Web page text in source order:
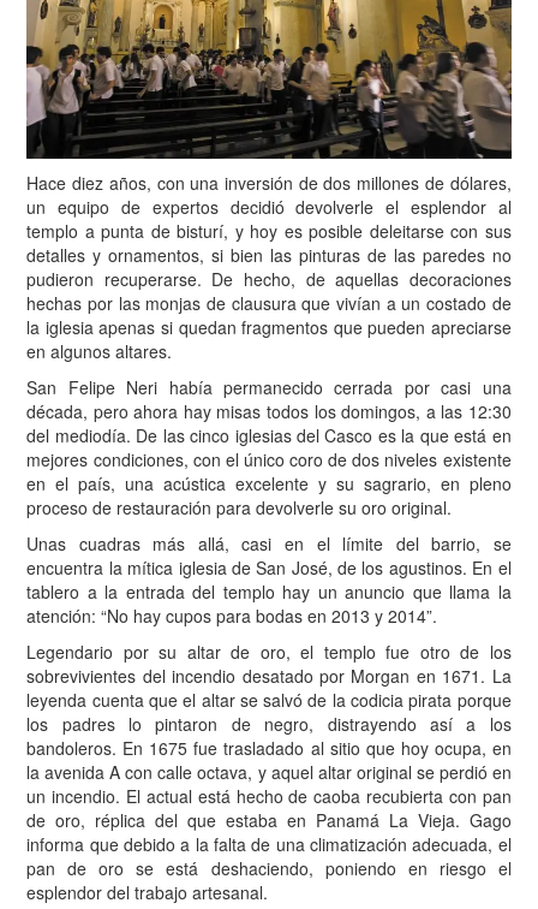
Hace diez años, con una inversión de dos millones de dólares,
un equipo de expertos decidió devolverle el esplendor al
templo a punta de bisturí, y hoy es posible deleitarse con sus
detalles y ornamentos, si bien las pinturas de las paredes no
pudieron recuperarse. De hecho, de aquellas decoraciones
hechas por las monjas de clausura que vivían a un costado de
la iglesia apenas si quedan fragmentos que pueden apreciarse
en algunos altares.
San Felipe Neri había permanecido cerrada por casi una
década, pero ahora hay misas todos los domingos, a las 12:30
del mediodía. De las cinco iglesias del Casco es la que está en
mejores condiciones, con el único coro de dos niveles existente
en el país, una acústica excelente y su sagrario, en pleno
proceso de restauración para devolverle su oro original.
Unas cuadras más allá, casi en el límite del barrio, se
encuentra la mítica iglesia de San José, de los agustinos. En el
tablero a la entrada del templo hay un anuncio que llama la
atención: “No hay cupos para bodas en 2013 y 2014”.
Legendario por su altar de oro, el templo fue otro de los
sobrevivientes del incendio desatado por Morgan en 1671. La
leyenda cuenta que el altar se salvó de la codicia pirata porque
los padres lo pintaron de negro, distrayendo así a los
bandoleros. En 1675 fue trasladado al sitio que hoy ocupa, en
la avenida A con calle octava, y aquel altar original se perdió en
un incendio. El actual está hecho de caoba recubierta con pan
de oro, réplica del que estaba en Panamá La Vieja. Gago
informa que debido a la falta de una climatización adecuada, el
pan de oro se está deshaciendo, poniendo en riesgo el
esplendor del trabajo artesanal.